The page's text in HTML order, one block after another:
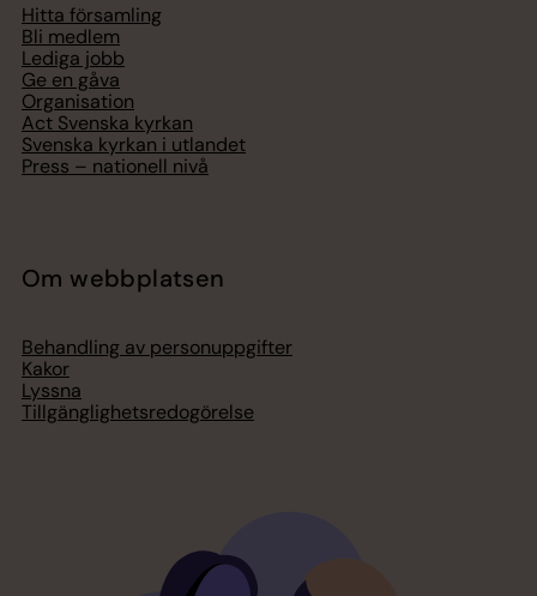
Hitta församling
Bli medlem
Lediga jobb
Ge en gåva
Organisation
Act Svenska kyrkan
Svenska kyrkan i utlandet
Press – nationell nivå
Om webbplatsen
Behandling av personuppgifter
Kakor
Lyssna
Tillgänglighetsredogörelse